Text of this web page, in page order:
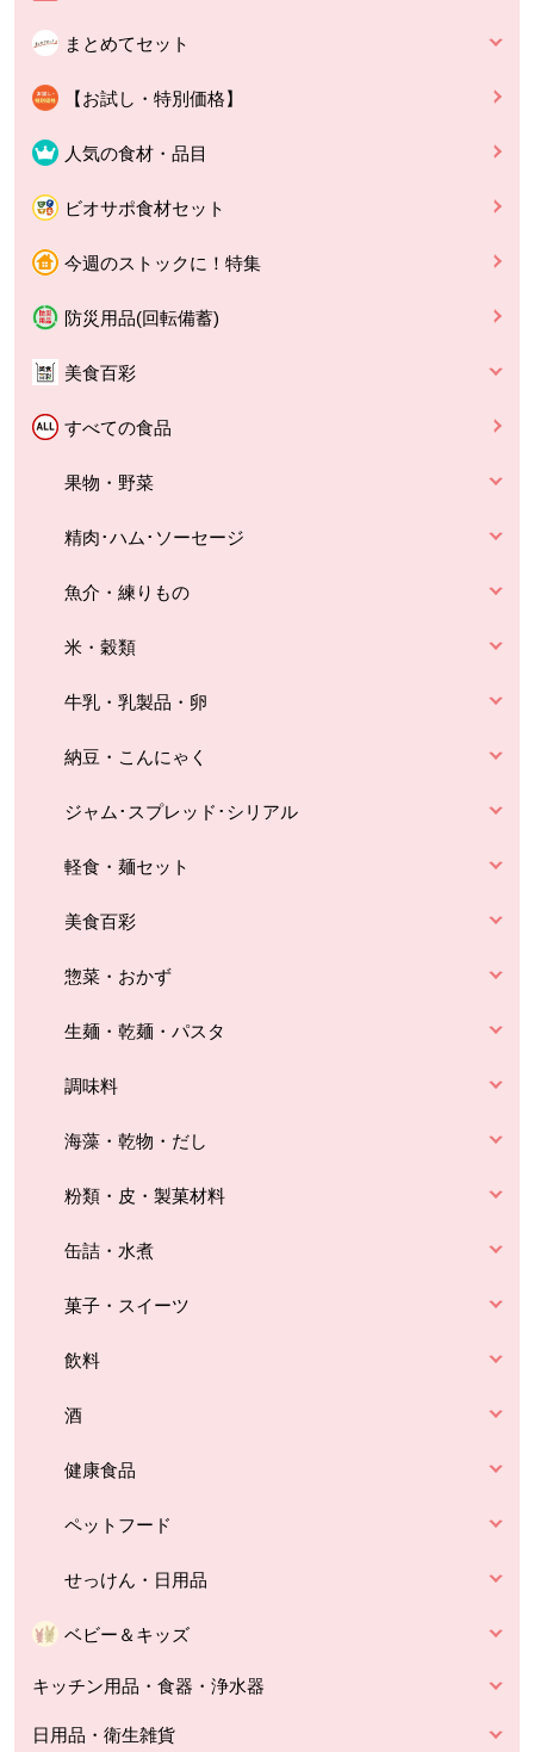
まとめてセット
【お試し・特別価格】
人気の食材・品目
ビオサポ食材セット
今週のストックに！特集
防災用品(回転備蓄)
美食百彩
すべての食品
果物・野菜
精肉･ハム･ソーセージ
魚介・練りもの
米・穀類
牛乳・乳製品・卵
納豆・こんにゃく
ジャム･スプレッド･シリアル
軽食・麺セット
美食百彩
惣菜・おかず
生麺・乾麺・パスタ
調味料
海藻・乾物・だし
粉類・皮・製菓材料
缶詰・水煮
菓子・スイーツ
飲料
酒
健康食品
ペットフード
せっけん・日用品
ベビー＆キッズ
キッチン用品・食器・浄水器
日用品・衛生雑貨